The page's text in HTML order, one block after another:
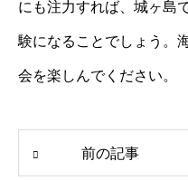
にも注力すれば、城ヶ島
験になることでしょう。
会を楽しんでください。
前の記事